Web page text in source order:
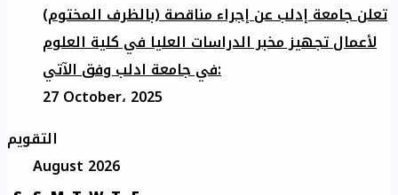
تعلن جامعة إدلب عن إجراء مناقصة (بالظرف المختوم)
لأعمال تجهيز مخبر الدراسات العليا في كلية العلوم
في جامعة ادلب وفق الآتي:
27 October، 2025
التقويم
August 2026